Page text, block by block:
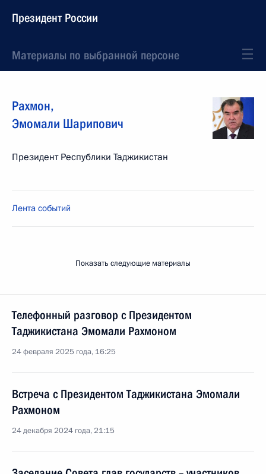
Президент России
Материалы по выбранной персоне
Рахмон,
Эмомали Шарипович
Президент Республики Таджикистан
Лента событий
Показать следующие материалы
Телефонный разговор с Президентом
Таджикистана Эмомали Рахмоном
24 февраля 2025 года, 16:25
Встреча с Президентом Таджикистана Эмомали
Рахмоном
24 декабря 2024 года, 21:15